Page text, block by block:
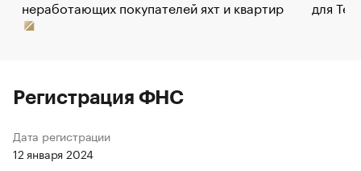
неработающих покупателей яхт и квартир
для
Регистрация ФНС
Дата регистрации
12 января 2024